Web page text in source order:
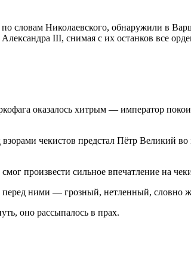
словам Николаевского, обнаружили в
III, снимая с их останков все
оказалось хитрым — император
чекистов предстал Пётр Великий во
произвести сильное впечатление на
перед ними — грозный, нетленный, словно
оно рассыпалось в прах.